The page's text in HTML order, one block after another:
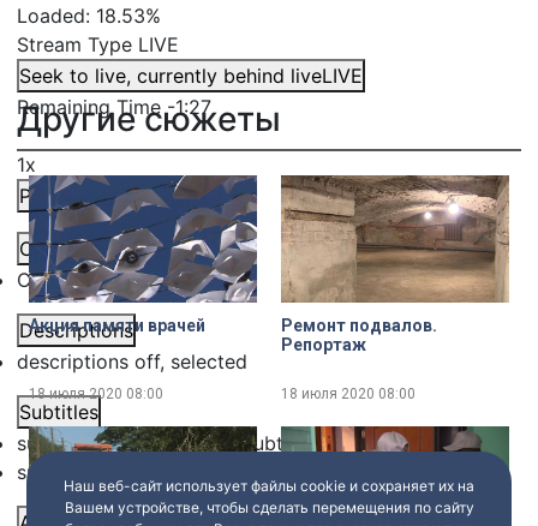
Loaded: 18.53%
Stream Type LIVE
Seek to live, currently behind liveLIVE
Remaining Time-1:27
1x
Playback Rate
Chapters
Chapters
Descriptions
descriptions off, selected
Subtitles
subtitles settings, opens subtitles settings dialog
subtitles off
Другие сюжеты
Акция памяти врачей
18 июля 2020 08:00
Ремонт подвалов.
Репортаж
18 июля 2020 08:00
Наш веб-сайт использует файлы cookie и сохраняет их на
Вашем устройстве, чтобы сделать перемещения по сайту